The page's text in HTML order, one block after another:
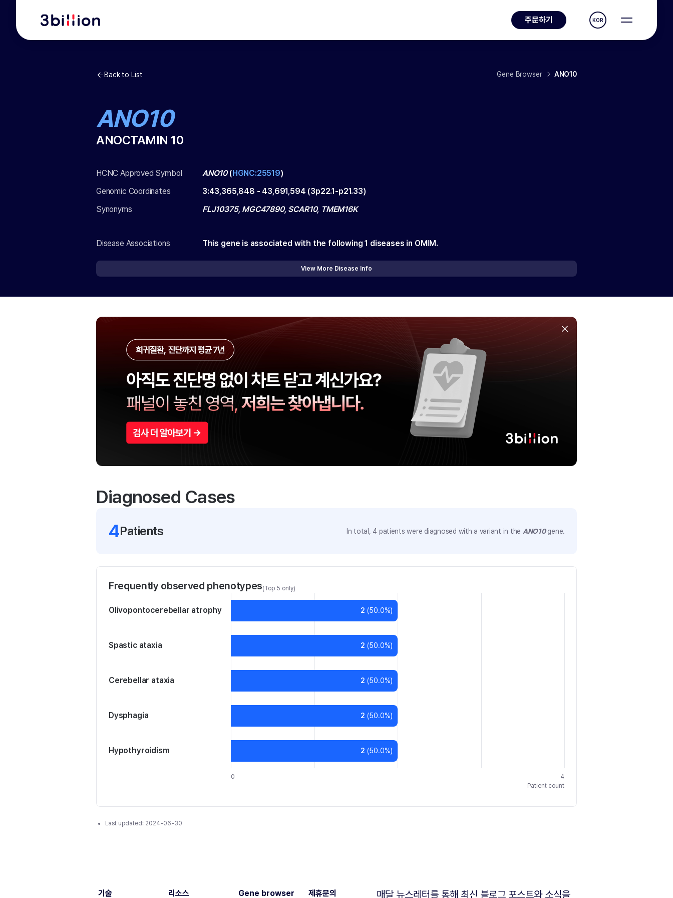
주문하기 KOR
Back to List Gene Browser ANO10
ANO10
ANOCTAMIN 10
HCNC Approved Symbol ANO10(HGNC:25519)
Genomic Coordinates
3:43,365,848 - 43,691,594 (3p22.1-p21.33)
Synonyms
FLJ10375, MGC47890, SCAR10, TMEM16K
Disease Associations This gene is associated with the following 1 diseases in OMIM.
View More Disease Info
Diagnosed Cases
4Patients In total, 4 patients were diagnosed with a variant in the ANO10gene.
Frequently observed phenotypes(Top 5 only)
0
4
Patient count
Olivopontocerebellar atrophy 2 (50.0%)
Spastic ataxia 2 (50.0%)
Cerebellar ataxia 2 (50.0%)
Dysphagia 2 (50.0%)
Hypothyroidism 2 (50.0%)
Last updated: 2024-06-30
기술 리소스 Gene browser 제휴문의 매달 뉴스레터를 통해 최신 블로그 포스트와 소식을